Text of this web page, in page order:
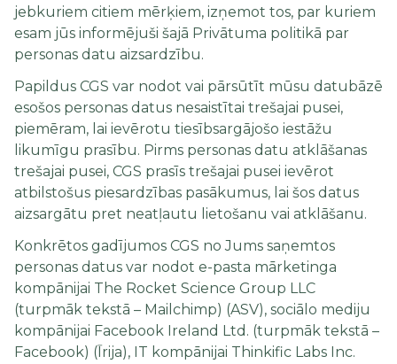
jebkuriem citiem mērķiem, izņemot tos, par kuriem
esam jūs informējuši šajā Privātuma politikā par
personas datu aizsardzību.
Papildus CGS var nodot vai pārsūtīt mūsu datubāzē
esošos personas datus nesaistītai trešajai pusei,
piemēram, lai ievērotu tiesībsargājošo iestāžu
likumīgu prasību. Pirms personas datu atklāšanas
trešajai pusei, CGS prasīs trešajai pusei ievērot
atbilstošus piesardzības pasākumus, lai šos datus
aizsargātu pret neatļautu lietošanu vai atklāšanu.
Konkrētos gadījumos CGS no Jums saņemtos
personas datus var nodot e-pasta mārketinga
kompānijai The Rocket Science Group LLC
(turpmāk tekstā – Mailchimp) (ASV), sociālo mediju
kompānijai Facebook Ireland Ltd. (turpmāk tekstā –
Facebook) (Īrija), IT kompānijai Thinkific Labs Inc.